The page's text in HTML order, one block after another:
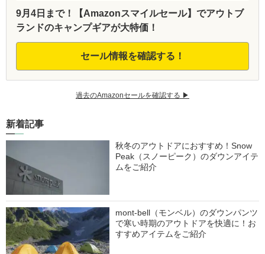
9月4日まで！【Amazonスマイルセール】でアウトブ
ランドのキャンプギアが大特価！
セール情報を確認する！
過去のAmazonセールを確認する ▶︎
新着記事
秋冬のアウトドアにおすすめ！Snow
Peak（スノーピーク）のダウンアイテ
ムをご紹介
mont-bell（モンベル）のダウンパンツ
で寒い時期のアウトドアを快適に！お
すすめアイテムをご紹介